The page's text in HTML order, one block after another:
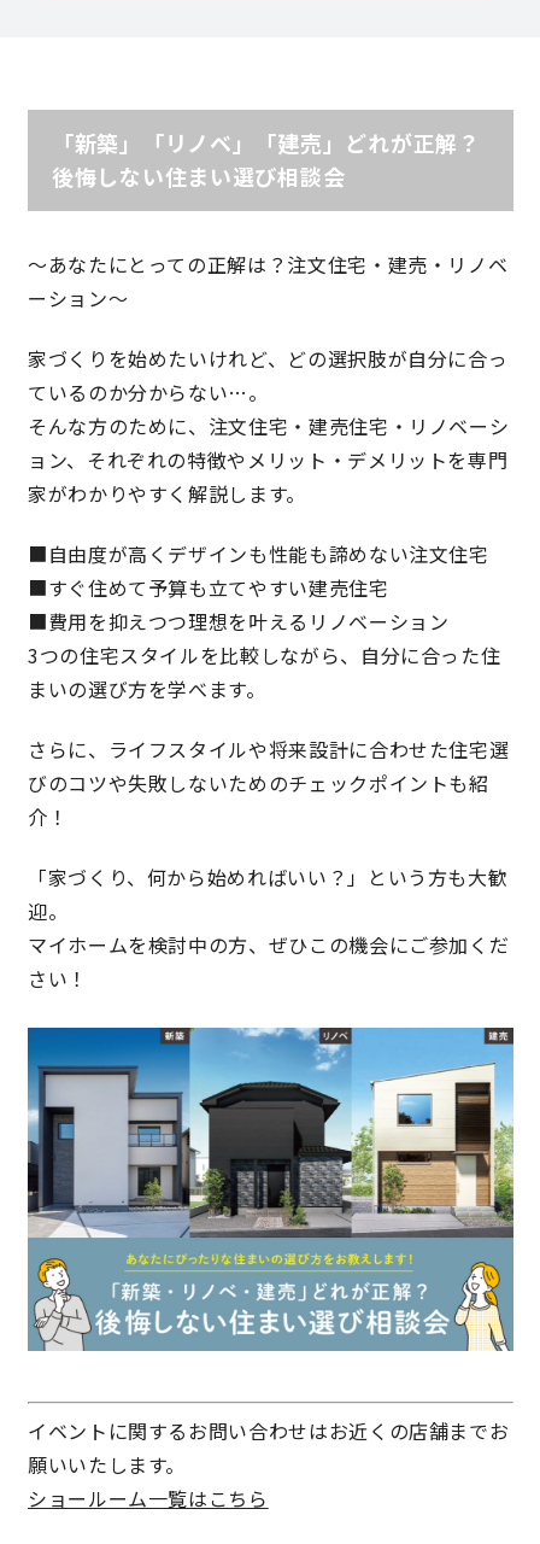
耐震等級3 & 許容応力度計算 全棟標準
頑丈で長持ちの外壁
2030年の省エネ基準住宅
100年点検住宅
快適な室内環境へのこだわり
生涯続く安心のアフターフォロー
ラインナップ
最響の家
nattoku住宅25周年記念モデル
Blue Style
キママプラス
納得リフォームスタジオ nattoku リノベ
分譲住宅･不動産 スタッフブログ
施工事例 お客さまの声
お知らせ 土地情報
近日分譲予定情報 会社情報
動画ギャラリー
「新築」「リノベ」「建売」どれが正解？
後悔しない住まい選び相談会
〜あなたにとっての正解は？注文住宅・建売・リノベ
ーション〜
家づくりを始めたいけれど、どの選択肢が自分に合っ
ているのか分からない…。
そんな方のために、注文住宅・建売住宅・リノベーシ
ョン、それぞれの特徴やメリット・デメリットを専門
家がわかりやすく解説します。
■自由度が高くデザインも性能も諦めない注文住宅
■すぐ住めて予算も立てやすい建売住宅
■費用を抑えつつ理想を叶えるリノベーション
3つの住宅スタイルを比較しながら、自分に合った住
まいの選び方を学べます。
さらに、ライフスタイルや将来設計に合わせた住宅選
びのコツや失敗しないためのチェックポイントも紹
介！
「家づくり、何から始めればいい？」という方も大歓
迎。
マイホームを検討中の方、ぜひこの機会にご参加くだ
さい！
イベントに関するお問い合わせはお近くの店舗までお
願いいたします。
ショールーム一覧はこちら